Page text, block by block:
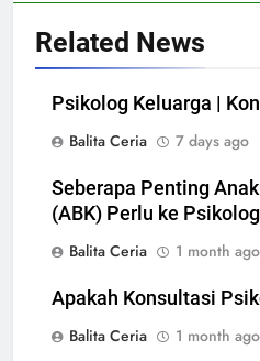
Related News
Psikolog Keluarga |
Balita Ceria
7 days ago
Seberapa Penting
(ABK) Perlu ke Psikolog
Balita Ceria
1 month ago
Apakah Konsultasi
Balita Ceria
1 month ago